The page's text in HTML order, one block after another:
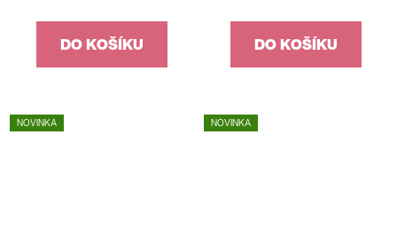
DO KOŠÍKU DO KOŠÍKU
NOVINKA NOVINKA